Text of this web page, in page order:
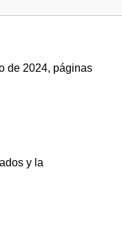
de 2024, páginas
y la